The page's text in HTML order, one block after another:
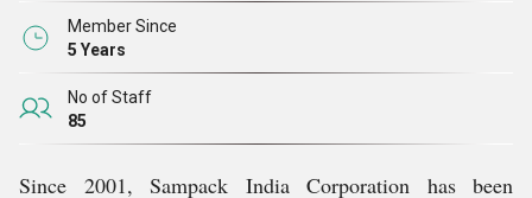
Member Since
5 Years
No of Staff
85
Since 2001, Sampack India Corporation has been